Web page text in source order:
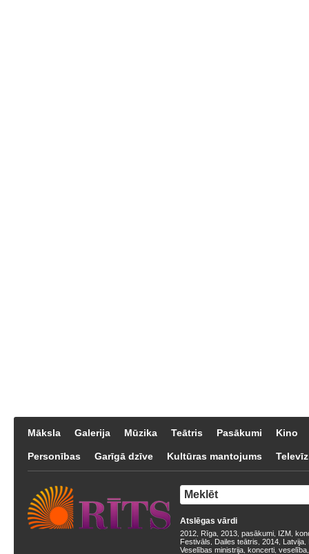
Māksla Galerija Mūzika Teātris Pasākumi Kino
Personības Garīgā dzīve Kultūras mantojums
Atslēgas vārdi
2012 Rīga 2013 pasākumi IZM
Festivāls
Dailes teātris 2014 Latvija
Veselības ministrija koncerti veselība